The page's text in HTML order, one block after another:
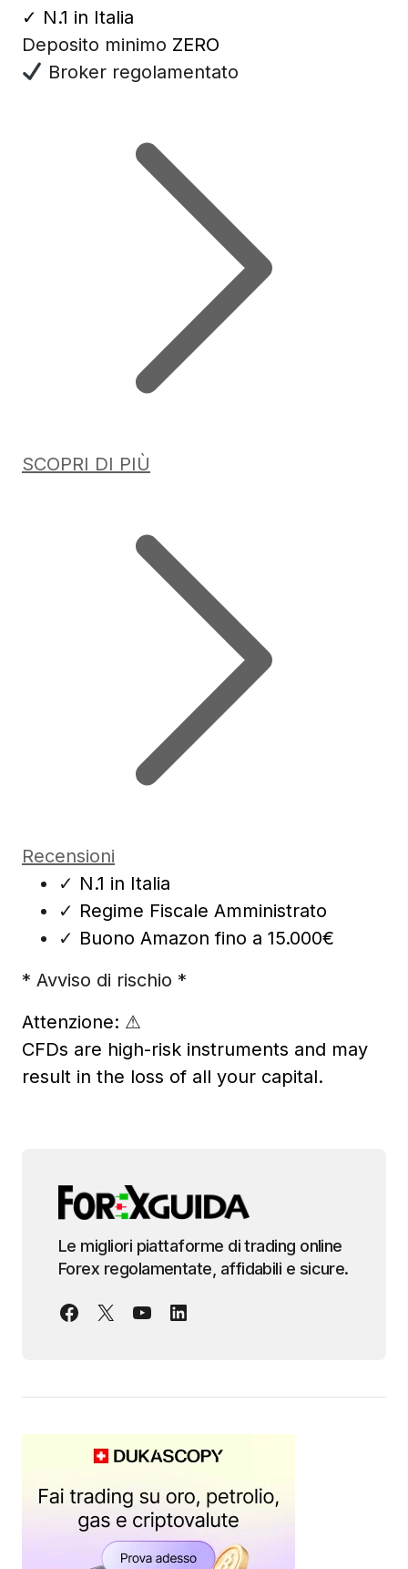
✓ N.1 in Italia
Deposito minimo ZERO
Broker regolamentato
SCOPRI DI PIÙ
Recensioni
✓ N.1 in Italia
✓ Regime Fiscale Amministrato
✓ Buono Amazon fino a 15.000€
* Avviso di rischio *
Attenzione: ⚠
CFDs are high-risk instruments and may
result in the loss of all your capital.
Le migliori piattaforme di trading online
Forex regolamentate, affidabili e sicure.